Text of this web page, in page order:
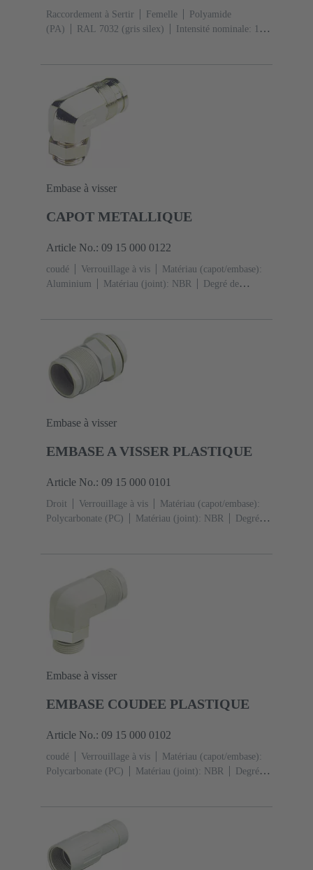
Raccordement à Sertir Femelle
Polyamide
(PA)
RAL 7032 (gris silex)
Intensité nominale: ‌10
Embase à visser
CAPOT METALLIQUE
Article No.: 09 15 000 0122
coudé Verrouillage à vis
Matériau (capot/embase):
Aluminium
Matériau (joint): NBR
Degré de
Embase à visser
EMBASE A VISSER PLASTIQUE
Article No.: 09 15 000 0101
Droit Verrouillage à vis
Matériau (capot/embase):
Polycarbonate (PC)
Matériau (joint): NBR
Degré de
Embase à visser
EMBASE COUDEE PLASTIQUE
Article No.: 09 15 000 0102
coudé Verrouillage à vis
Matériau (capot/embase):
Polycarbonate (PC)
Matériau (joint): NBR
Degré de